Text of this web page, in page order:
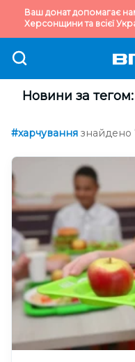
Ваш донат допомагає
Херсонщини та всієї
Новини за
#харчування знайдено